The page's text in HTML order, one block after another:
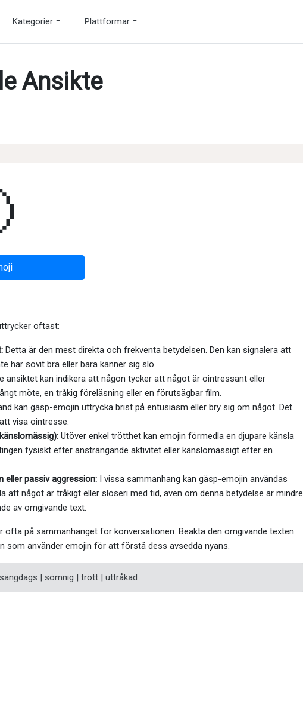
Kategorier Plattformar
Ansikte
oftast:
Detta är den mest direkta och frekventa betydelsen. Den kan signalera att
har sovit bra eller bara känner sig slö.
ansiktet kan indikera att någon tycker att något är ointressant eller
möte, en tråkig föreläsning eller en förutsägbar film.
kan gäsp-emojin uttrycka brist på entusiasm eller bry sig om något. Det
visa ointresse.
Utöver enkel trötthet kan emojin förmedla en djupare känsla
fysiskt efter ansträngande aktivitet eller känslomässigt efter en
eller passiv aggression: I vissa sammanhang kan gäsp-emojin användas
att något är tråkigt eller slöseri med tid, även om denna betydelse är mindre
av omgivande text.
ofta på sammanhanget för konversationen. Beakta den omgivande texten
som använder emojin för att förstå dess avsedda nyans.
| sömnig | trött | uttråkad